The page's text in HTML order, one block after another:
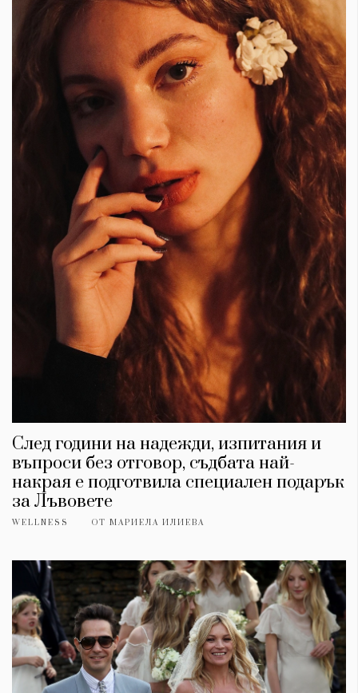
След години на надежди, изпитания и
въпроси без отговор, съдбата най-
накрая е подготвила специален подарък
за Лъвовете
WELLNESS ОТ МАРИЕЛА ИЛИЕВА
КАТЕГОРИИ
Wine&Dine
Подкасти
ЗА НАС
Условия за
ползване
За нас
Реклама
Политика за
поверителност
ModerenDom
СЛЕДВАЙТЕ НИ
Facebook Instagram Twitter
Pinterest
YouTube
Spotify
седмичния ни нюзлетър тук:
© 2026, HighViewArt | Всички права запазени